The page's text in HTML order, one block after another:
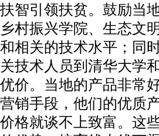
扶智引领扶贫。鼓励当
乡村振兴学院、生态文
和相关的技术水平；同
关技术人员到清华大学
优价。当地的产品非常
营销手段，他们的优质
价格就谈不上致富。这